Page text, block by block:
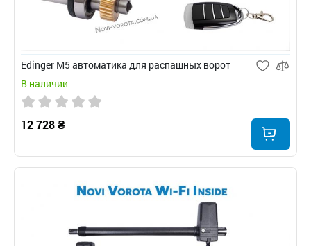
Edinger M5 автоматика для распашных ворот
В наличии
12 728 ₴